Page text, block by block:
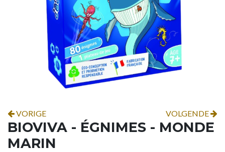
VORIGE VOLGENDE
BIOVIVA - ÉGNIMES - MONDE
MARIN